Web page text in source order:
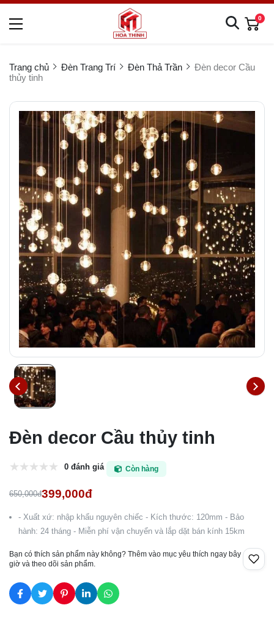
0
Trang chủ Đèn Trang Trí Đèn Thả Trần
Đèn decor Cầu
thủy tinh
Đèn decor Cầu thủy tinh
0 đánh giá Còn hàng
650,000đ399,000đ
- Xuất xứ: nhập khẩu nguyên chiếc - Kích thước: 120mm - Bảo
hành: 24 tháng - Miễn phí vận chuyển và lắp dặt bán kính 15km
Bạn có thích sản phẩm này không? Thêm vào mục yêu thích ngay bây
giờ và theo dõi sản phẩm.